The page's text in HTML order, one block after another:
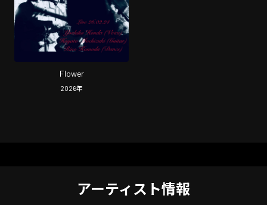
Flower
2026年
アーティスト情報